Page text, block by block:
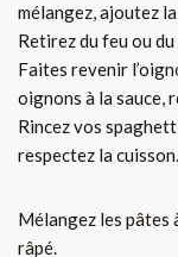
mélangez, ajoutez
Retirez du feu ou
Faites revenir
oignons à la sauce,
Rincez vos
respectez la cuisson.
Mélangez les pâtes
râpé.